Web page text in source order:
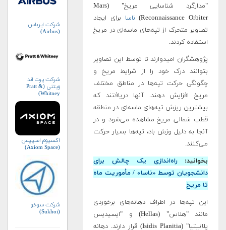
"مدارگرد شناسایی مریخ" (Mars
Reconnaissance Orbiter)
ناسا برای ایجاد
تصاویر متحرک از تپه‌های ماسه‌ای در مریخ
استفاده کردند.
پژوهشگران امیدوارند تا توسط این تصاویر
بتوانند درک خود را از شرایط مریخ و
چگونگی حرکت تپه‌ها در مناطق مختلف
مریخ افزایش دهند. آنها دریافتند که
بیشترین ریزش تپه‌های ماسه‌ای در منطقه
قطب شمالی مریخ مشاهده می‌شود و در
آنجا به دلیل وزش باد، تپه‌ها بسیار حرکت
می‌کنند.
بخوانید:راه‌اندازی یک چالش برای
دانشجویان توسط «ناسا» / مأموریت ماه
تا مریخ
این تپه‌ها در اطراف دهانه‌های برخوردی
مانند "هلاس" (Hellas) و "ایسیدیس
پلانیتیا" (Isidis Planitia) قرار دارند. دهانه
شرکت ایرباس
(Airbus)
شرکت پرت اند
ویتنی (Pratt &
Whitney)
اکسیوم اسپیس
(Axiom Space)
شرکت سوخو
(Sukhoi)